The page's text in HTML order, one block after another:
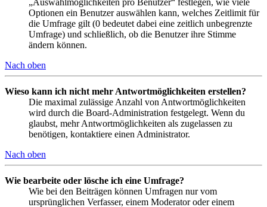
„Auswahlmöglichkeiten pro Benutzer“ festlegen, wie viele
Optionen ein Benutzer auswählen kann, welches Zeitlimit für
die Umfrage gilt (0 bedeutet dabei eine zeitlich unbegrenzte
Umfrage) und schließlich, ob die Benutzer ihre Stimme
ändern können.
Nach oben
Wieso kann ich nicht mehr Antwortmöglichkeiten erstellen?
Die maximal zulässige Anzahl von Antwortmöglichkeiten
wird durch die Board-Administration festgelegt. Wenn du
glaubst, mehr Antwortmöglichkeiten als zugelassen zu
benötigen, kontaktiere einen Administrator.
Nach oben
Wie bearbeite oder lösche ich eine Umfrage?
Wie bei den Beiträgen können Umfragen nur vom
ursprünglichen Verfasser, einem Moderator oder einem